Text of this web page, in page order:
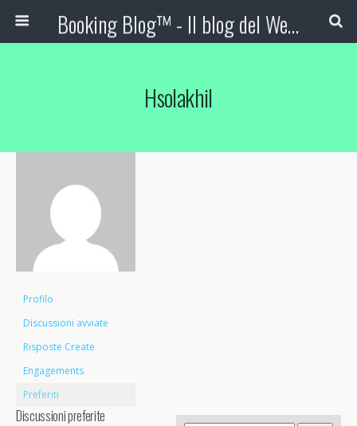
Booking Blog™ - Il blog del Web Marketing Turistico
Hsolakhil
Profilo
Discussioni avviate
Risposte Create
Engagements
Preferiti
Discussioni preferite